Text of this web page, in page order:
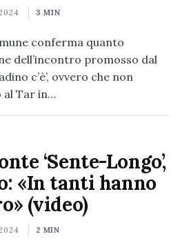
3 MIN
conferma quanto
dell’incontro promosso dal
c’è’, ovvero che non
al Tar in…
‘Sente-Longo’,
«In tanti hanno
(video)
2 MIN